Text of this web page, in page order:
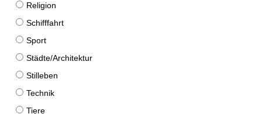
Religion
Schifffahrt
Sport
Städte/Architektur
Stilleben
Technik
Tiere